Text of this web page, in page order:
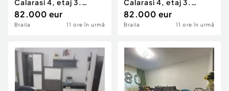
Calarasi 4, etaj 3.
Suprafata 72mp.
82.000 eur
Braila 11 ore în urmă
Calarasi 4, etaj 3.
Suprafata 72mp.
82.000 eur
Braila 11 ore în urmă